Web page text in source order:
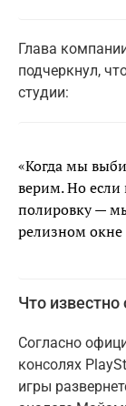
Глава
подчеркнул,
студии:
«Когда мы
верим. Но
полировку —
релизном
Что известно
Согласно
консолях
игры